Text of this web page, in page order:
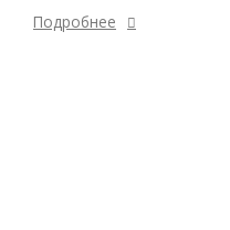
Подробнее